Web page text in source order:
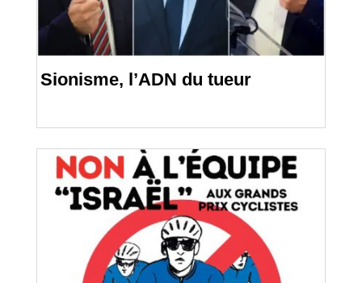
Sionisme, l’ADN du tueur